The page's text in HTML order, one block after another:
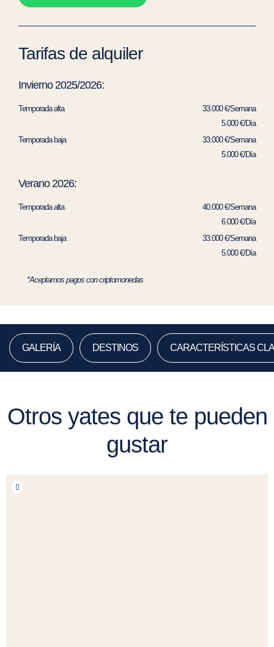
Tarifas de alquiler
Invierno 2025/2026:
Temporada alta
33.000 €/Semana
5.000 €/Día
Temporada baja
33.000 €/Semana
5.000 €/Día
Verano 2026:
Temporada alta
40.000 €/Semana
6.000 €/Día
Temporada baja
33.000 €/Semana
5.000 €/Día
*Aceptamos pagos con criptomonedas
GALERÍA DESTINOS CARACTERÍSTICAS
Otros yates que te pueden
gustar